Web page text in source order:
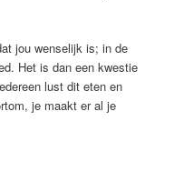
jou wenselijk is; in de
Het is dan een kwestie
lust dit eten en
je maakt er al je